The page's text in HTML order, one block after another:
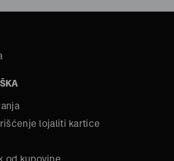
lojaliti kartice